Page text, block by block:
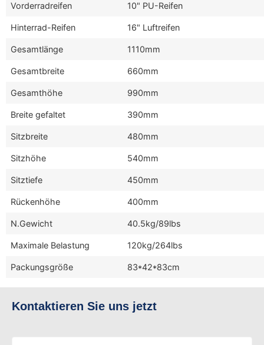
Vorderradreifen 10" PU-Reifen
Hinterrad-Reifen 16" Luftreifen
Gesamtlänge 1110mm
Gesamtbreite 660mm
Gesamthöhe 990mm
Breite gefaltet 390mm
Sitzbreite 480mm
Sitzhöhe 540mm
Sitztiefe 450mm
Rückenhöhe 400mm
N.Gewicht 40.5kg/89lbs
Maximale Belastung 120kg/264lbs
Packungsgröße 83*42*83cm
Kontaktieren Sie uns jetzt